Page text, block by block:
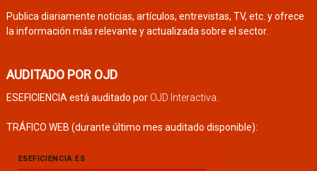
Publica diariamente noticias, artículos, entrevistas, TV, etc. y ofrece
la información más relevante y actualizada sobre el sector.
AUDITADO POR OJD
ESEFICIENCIA está auditado por OJD Interactiva.
TRÁFICO WEB (durante último mes auditado disponible):